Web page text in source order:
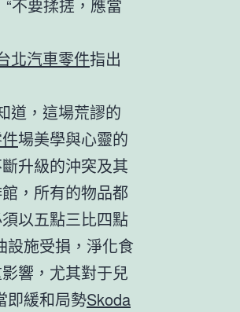
不要揉搓，應當
北汽車零件指出
道，這場荒謬的
場美學與心靈的
升級的沖突及其
，所有的物品都
以五點三比四點
設施受損，淨化食
響，尤其對于兒
即緩和局勢Skoda